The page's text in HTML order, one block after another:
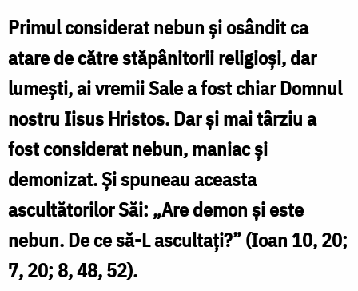
Primul considerat nebun și osândit ca
atare de către stăpânitorii religioși, dar
lumești, ai vremii Sale a fost chiar Domnul
nostru Iisus Hristos. Dar și mai târziu a
fost considerat nebun, maniac și
demonizat. Și spuneau aceasta
ascultătorilor Săi: „Are demon și este
nebun. De ce să-L ascultați?”(Ioan 10, 20;
7, 20; 8, 48, 52).